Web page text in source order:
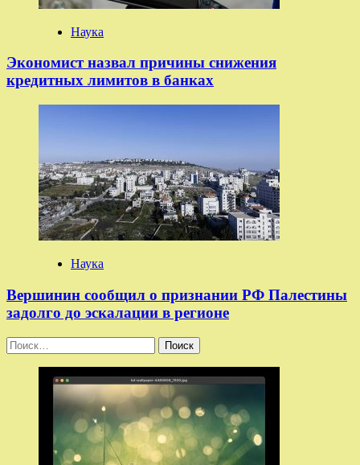
Наука
Экономист назвал причины снижения
кредитных лимитов в банках
Наука
Вершинин сообщил о признании РФ Палестины
задолго до эскалации в регионе
Найти: